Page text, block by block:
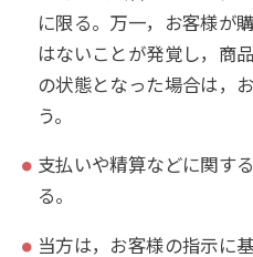
に限る。万一，お客様が
はないことが発覚し，商
の状態となった場合は，
う。
支払いや精算などに関す
る。
当方は，お客様の指示に